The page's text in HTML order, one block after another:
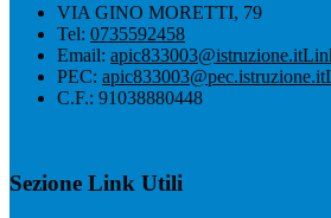
VIA GINO MORETTI, 79
Tel: 0735592458
Email: apic833003@istruzione.it
PEC: apic833003@pec.istruzione.it
C.F.: 91038880448
Sezione Link Utili